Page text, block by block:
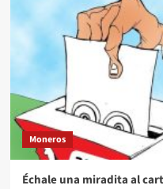
Moneros
Échale una miradita al